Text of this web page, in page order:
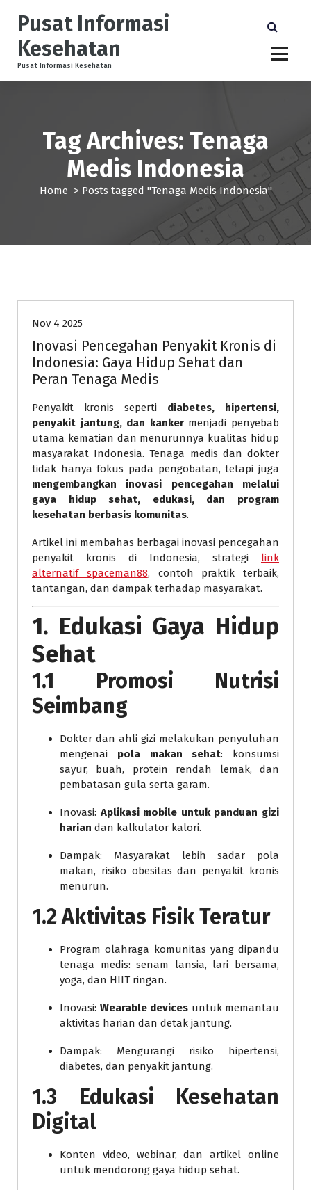
o
Pusat Informasi
Kesehatan
Pusat Informasi Kesehatan
Tag Archives: Tenaga
Medis Indonesia
Home > Posts tagged "Tenaga Medis Indonesia"
Nov 4 2025
Inovasi Pencegahan Penyakit Kronis di
Indonesia: Gaya Hidup Sehat dan
Peran Tenaga Medis
Penyakit kronis seperti diabetes, hipertensi,
penyakit jantung, dan kankermenjadi penyebab
utama kematian dan menurunnya kualitas hidup
masyarakat Indonesia. Tenaga medis dan dokter
tidak hanya fokus pada pengobatan, tetapi juga
mengembangkan inovasi pencegahan melalui
gaya hidup sehat, edukasi, dan program
kesehatan berbasis komunitas.
Artikel ini membahas berbagai inovasi pencegahan
penyakit kronis di Indonesia, strategi link
alternatif spaceman88, contoh praktik terbaik,
tantangan, dan dampak terhadap masyarakat.
1. Edukasi Gaya Hidup
Sehat
1.1 Promosi Nutrisi
Seimbang
Dokter dan ahli gizi melakukan penyuluhan
mengenai pola makan sehat: konsumsi
sayur, buah, protein rendah lemak, dan
pembatasan gula serta garam.
Inovasi: Aplikasi mobile untuk panduan gizi
harian dan kalkulator kalori.
Dampak: Masyarakat lebih sadar pola
makan, risiko obesitas dan penyakit kronis
menurun.
1.2 Aktivitas Fisik Teratur
Program olahraga komunitas yang dipandu
tenaga medis: senam lansia, lari bersama,
yoga, dan HIIT ringan.
Inovasi: Wearable devices untuk memantau
aktivitas harian dan detak jantung.
Dampak: Mengurangi risiko hipertensi,
diabetes, dan penyakit jantung.
1.3 Edukasi Kesehatan
Digital
Konten video, webinar, dan artikel online
untuk mendorong gaya hidup sehat.